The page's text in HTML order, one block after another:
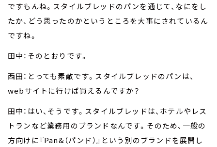
ですもんね。スタイルブレッドのパンを通じて、なにをし
たか、どう思ったのかというところを大事にされているん
ですね。
田中：そのとおりです。
西田：とっても素敵です。スタイルブレッドのパンは、
webサイトに行けば買えるんですか？
田中：はい、そうです。スタイルブレッドは、ホテルやレス
トランなど業務用のブランドなんです。そのため、一般の
方向けに『Pan&（パンド）』という別のブランドを展開し